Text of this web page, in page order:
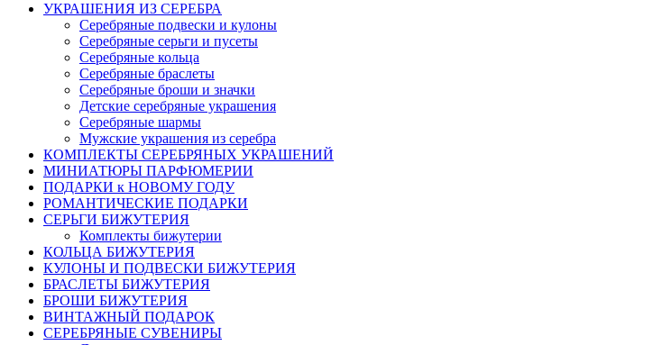
УКРАШЕНИЯ ИЗ СЕРЕБРА
Серебряные подвески и кулоны
Серебряные серьги и пусеты
Серебряные кольца
Серебряные браслеты
Серебряные броши и значки
Детские серебряные украшения
Серебряные шармы
Мужские украшения из серебра
КОМПЛЕКТЫ СЕРЕБРЯНЫХ УКРАШЕНИЙ
МИНИАТЮРЫ ПАРФЮМЕРИИ
ПОДАРКИ к НОВОМУ ГОДУ
РОМАНТИЧЕСКИЕ ПОДАРКИ
СЕРЬГИ БИЖУТЕРИЯ
Комплекты бижутерии
КОЛЬЦА БИЖУТЕРИЯ
КУЛОНЫ И ПОДВЕСКИ БИЖУТЕРИЯ
БРАСЛЕТЫ БИЖУТЕРИЯ
БРОШИ БИЖУТЕРИЯ
ВИНТАЖНЫЙ ПОДАРОК
СЕРЕБРЯНЫЕ СУВЕНИРЫ